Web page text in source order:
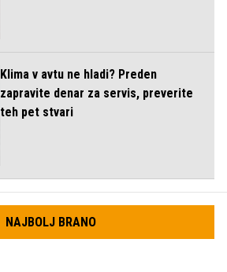
Klima v avtu ne hladi? Preden
zapravite denar za servis, preverite
teh pet stvari
NAJBOLJ BRANO